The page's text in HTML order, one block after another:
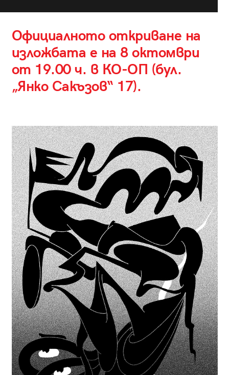
Официалното откриване на
изложбата е на 8 октомври
от 19.00 ч. в КО-ОП (бул.
„Янко Сакъзов“ 17).